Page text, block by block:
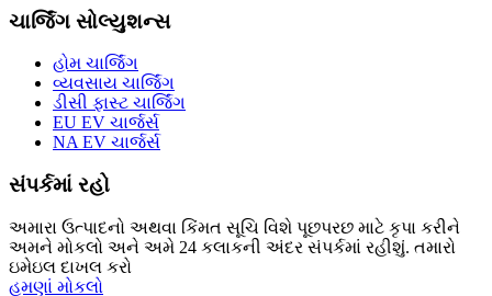
ચાર્જિંગ સોલ્યુશન્સ
હોમ ચાર્જિંગ
વ્યવસાય ચાર્જિંગ
ડીસી ફાસ્ટ ચાર્જિંગ
EU EV ચાર્જર્સ
NA EV ચાર્જર્સ
સંપર્કમાં રહો
અમારા ઉત્પાદનો અથવા કિંમત સૂચિ વિશે પૂછપરછ માટે કૃપા કરીને
અમને મોકલો અને અમે 24 કલાકની અંદર સંપર્કમાં રહીશું. તમારો
ઇમેઇલ દાખલ કરો
હમણાં મોકલો